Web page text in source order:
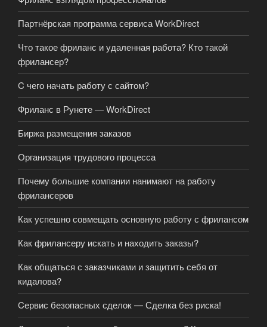
Партнёрская программа сервиса WorkDirect
Что такое фриланс и удаленная работа? Кто такой
фрилансер?
C чего начать работу с сайтом?
Фриланс в Рунете — WorkDirect
Биржа размещения заказов
Организация трудового процесса
Почему большие компании нанимают на работу
фрилансеров
Как успешно совмещать основную работу с фрилансом
Как фрилансеру искать и находить заказы?
Как общаться с заказчиками и защитить себя от
кидалова?
Cервис безопасных сделок — Сделка без риска!